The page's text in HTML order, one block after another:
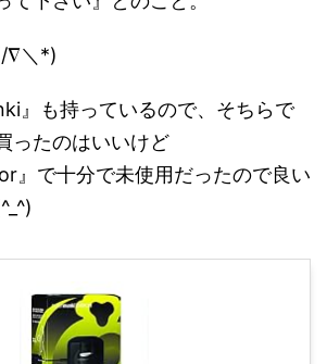
∇＼*)
』も持っているので、そちらで
ったのはいいけど
』で十分で未使用だったので良い